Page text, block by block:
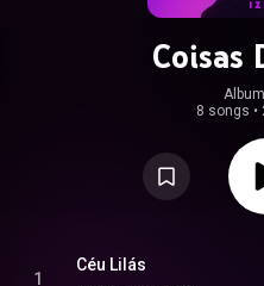
Coisas
Album
8 songs •
1
Céu Lilás